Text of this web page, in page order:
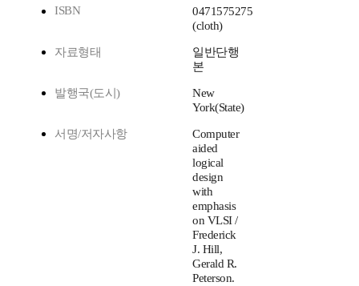
ISBN
0471575275
(cloth)
자료형태
일반단행
본
발행국(도시)
New
York(State)
서명/저자사항
Computer
aided
logical
design
with
emphasis
on VLSI /
Frederick
J. Hill,
Gerald R.
Peterson.